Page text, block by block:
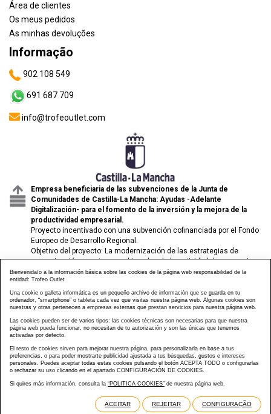
Área de clientes
Os meus pedidos
As minhas devoluções
Informação
902 108 549
691 687 709
info@trofeoutlet.com
Empresa beneficiaria de las subvenciones de la Junta de
Comunidades de Castilla-La Mancha: Ayudas -Adelante
Digitalización- para el fomento de la inversión y la mejora de la
productividad empresarial.
Proyecto incentivado con una subvención cofinanciada por el Fondo
Europeo de Desarrollo Regional.
Objetivo del proyecto: La modernización de las estrategias de
comunicación y venta para el impulso de la actividad de comercio
electrónico de las pymes.
Design e Desenvolvimento Web Im3diA Comunicación
Bienvenida/o a la información básica sobre las cookies de la página web responsabilidad de la
entidad: Trofeo Outlet
Una cookie o galleta informática es un pequeño archivo de información que se guarda en tu
ordenador, “smartphone” o tableta cada vez que visitas nuestra página web. Algunas cookies son
nuestras y otras pertenecen a empresas externas que prestan servicios para nuestra página web.
Las cookies pueden ser de varios tipos: las cookies técnicas son necesarias para que nuestra
página web pueda funcionar, no necesitan de tu autorización y son las únicas que tenemos
activadas por defecto.
El resto de cookies sirven para mejorar nuestra página, para personalizarla en base a tus
preferencias, o para poder mostrarte publicidad ajustada a tus búsquedas, gustos e intereses
personales. Puedes aceptar todas estas cookies pulsando el botón ACEPTA TODO o configurarlas
o rechazar su uso clicando en el apartado CONFIGURACIÓN DE COOKIES.
Si quires más información, consulta la “POLITICA COOKIES” de nuestra página web.
ACEITAR REJEITAR CONFIGURAÇÃO